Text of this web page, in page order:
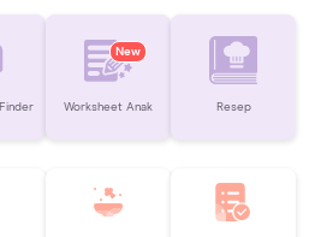
New
Worksheet Anak Resep